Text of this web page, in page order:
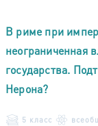
В риме при
неограниченная
государства.
Нерона?
5 класс